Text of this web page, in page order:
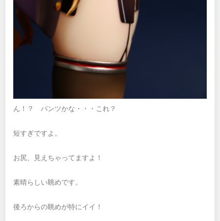
ん！？ パンツかな・・・これ？
短すぎですよ。
お尻、見えちゃってますよ！
素晴らしい眺めです。
後ろからの眺めが特にイイ！